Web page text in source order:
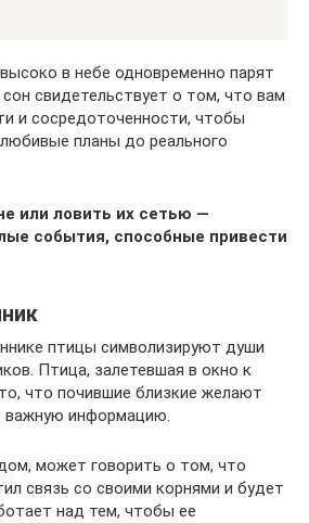
в небе одновременно парят
свидетельствует о том, что вам
и сосредоточенности, чтобы
планы до реального
или ловить их сетью —
события, способные привести
птицы символизируют души
Птица, залетевшая в окно к
что почившие близкие желают
информацию.
может говорить о том, что
связь со своими корнями и будет
над тем, чтобы ее